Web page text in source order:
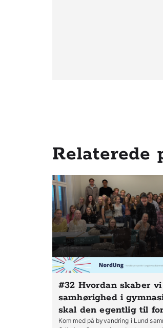
Relaterede
#32 Hvordan skaber
samhørighed i
skal den egentlig til
Kom med på byvandring i Lund